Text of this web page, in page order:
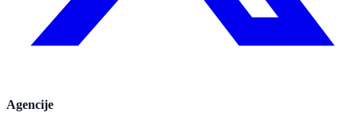
Agencije